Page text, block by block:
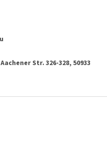
Str. 326-328, 50933